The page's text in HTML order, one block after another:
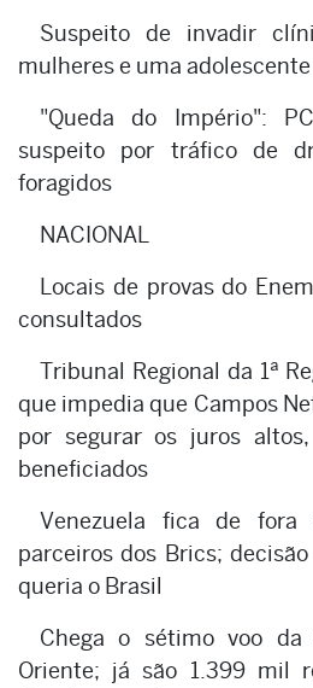
Suspeito de invadir
mulheres e uma
"Queda do Império":
suspeito por tráfico de
foragidos
NACIONAL
Locais de provas do
consultados
Tribunal Regional da 1ª
que impedia que Campos
por segurar os juros
beneficiados
Venezuela fica de
parceiros dos Brics;
queria o Brasil
Chega o sétimo voo
Oriente; já são 1.399 mil